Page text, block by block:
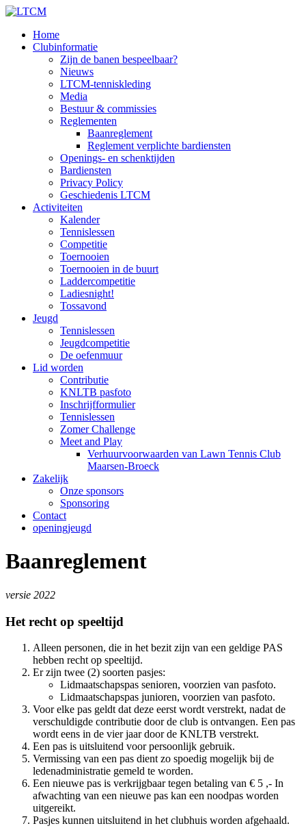
Home
Clubinformatie
Zijn de banen bespeelbaar?
Nieuws
LTCM-tenniskleding
Media
Bestuur & commissies
Reglementen
Baanreglement
Reglement verplichte bardiensten
Openings- en schenktijden
Bardiensten
Privacy Policy
Geschiedenis LTCM
Activiteiten
Kalender
Tennislessen
Competitie
Toernooien
Toernooien in de buurt
Laddercompetitie
Ladiesnight!
Tossavond
Jeugd
Tennislessen
Jeugdcompetitie
De oefenmuur
Lid worden
Contributie
KNLTB pasfoto
Inschrijfformulier
Tennislessen
Zomer Challenge
Meet and Play
Verhuurvoorwaarden van Lawn Tennis Club
Maarsen-Broeck
Zakelijk
Onze sponsors
Sponsoring
Contact
openingjeugd
Baanreglement
versie 2022
Het recht op speeltijd
Alleen personen, die in het bezit zijn van een geldige PAS
hebben recht op speeltijd.
Er zijn twee (2) soorten pasjes:
Lidmaatschapspas senioren, voorzien van pasfoto.
Lidmaatschapspas junioren, voorzien van pasfoto.
Voor elke pas geldt dat deze eerst wordt verstrekt, nadat de
verschuldigde contributie door de club is ontvangen. Een pas
wordt eens in de vier jaar door de KNLTB verstrekt.
Een pas is uitsluitend voor persoonlijk gebruik.
Vermissing van een pas dient zo spoedig mogelijk bij de
ledenadministratie gemeld te worden.
Een nieuwe pas is verkrijgbaar tegen betaling van € 5 ,- In
afwachting van een nieuwe pas kan een noodpas worden
uitgereikt.
Pasjes kunnen uitsluitend in het clubhuis worden afgehaald.